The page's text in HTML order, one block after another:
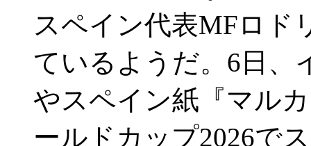
スペイン代表MFロド
ているようだ。6日、
やスペイン紙『マル
ールドカップ2026で